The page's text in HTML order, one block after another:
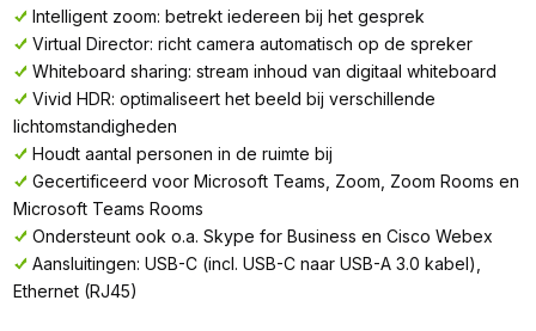
Intelligent zoom: betrekt iedereen bij het gesprek
Virtual Director: richt camera automatisch op de spreker
Whiteboard sharing: stream inhoud van digitaal whiteboard
Vivid HDR: optimaliseert het beeld bij verschillende
lichtomstandigheden
Houdt aantal personen in de ruimte bij
Gecertificeerd voor Microsoft Teams, Zoom, Zoom Rooms en
Microsoft Teams Rooms
Ondersteunt ook o.a. Skype for Business en Cisco Webex
Aansluitingen: USB-C (incl. USB-C naar USB-A 3.0 kabel),
Ethernet (RJ45)